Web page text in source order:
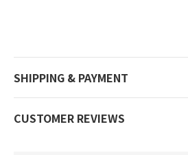
SHIPPING & PAYMENT
CUSTOMER REVIEWS